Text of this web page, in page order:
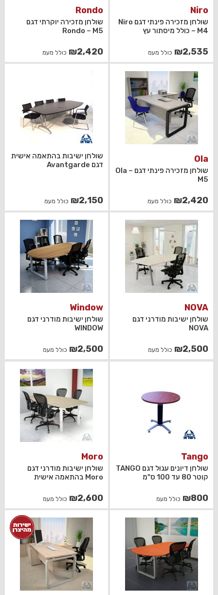
Niro
שולחן מזכירה פינתי דגם Niro
– M4 כולל מיסתור עץ
₪2,535 כולל מעמ
Rondo
שולחן מזכירה יוקרתי דגם
Rondo – M5
₪2,420 כולל מעמ
Ola
שולחן מזכירה פינתי דגם Ola –
M5
₪2,420 כולל מעמ
שולחן ישיבות בהתאמה אישית
דגם Avantgarde
₪2,150 כולל מעמ
NOVA
שולחן ישיבות מודרני דגם
NOVA
₪2,500 כולל מעמ
Window
שולחן ישיבות מודרני דגם
WINDOW
₪2,500 כולל מעמ
Tango
שולחן דיונים עגול דגם TANGO
קוטר 80 עד 100 ס"מ
₪800 כולל מעמ
Moro
שולחן ישיבות מודרני דגם
Moro בהתאמה אישית
₪2,600 כולל מעמ